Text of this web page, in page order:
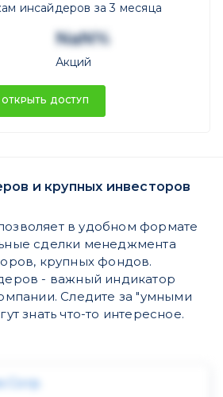
инсайдеров за 3 месяца
NaN%
Акций
ОТКРЫТЬ ДОСТУП
и крупных инвесторов
в удобном формате
сделки менеджмента
крупных фондов.
- важный индикатор
Следите за "умными
знать что-то интересное.
Corp.